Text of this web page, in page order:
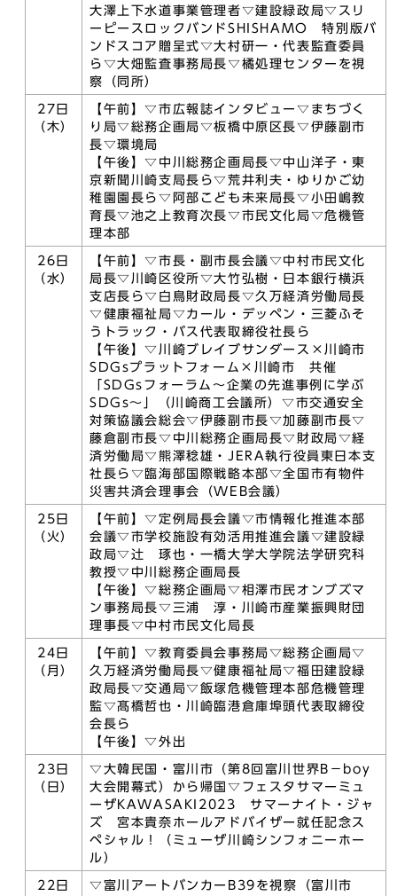
大澤上下水道事業管理者▽建設緑政局▽スリ
ーピースロックバンドSHISHAMO 特別版バ
ンドスコア贈呈式▽大村研一・代表監査委員
ら▽大畑監査事務局長▽橘処理センターを視
察（同所）
27日
（木）
【午前】▽市広報誌インタビュー▽まちづく
り局▽総務企画局▽板橋中原区長▽伊藤副市
長▽環境局
【午後】▽中川総務企画局長▽中山洋子・東
京新聞川崎支局長ら▽荒井利夫・ゆりかご幼
稚園園長ら▽阿部こども未来局長▽小田嶋教
育長▽池之上教育次長▽市民文化局▽危機管
理本部
26日
（水）
【午前】▽市長・副市長会議▽中村市民文化
局長▽川崎区役所▽大竹弘樹・日本銀行横浜
支店長ら▽白鳥財政局長▽久万経済労働局長
▽健康福祉局▽カール・デッペン・三菱ふそ
うトラック・バス代表取締役社長ら
【午後】▽川崎ブレイブサンダース×川崎市
SDGsプラットフォーム×川崎市 共催
「SDGsフォーラム～企業の先進事例に学ぶ
SDGs～」（川崎商工会議所）▽市交通安全
対策協議会総会▽伊藤副市長▽加藤副市長▽
藤倉副市長▽中川総務企画局長▽財政局▽経
済労働局▽熊澤稔雄・JERA執行役員東日本支
社長ら▽臨海部国際戦略本部▽全国市有物件
災害共済会理事会（WEB会議）
25日
（火）
【午前】▽定例局長会議▽市情報化推進本部
会議▽市学校施設有効活用推進会議▽建設緑
政局▽辻 琢也・一橋大学大学院法学研究科
教授▽中川総務企画局長
【午後】▽総務企画局▽相澤市民オンブズマ
ン事務局長▽三浦 淳・川崎市産業振興財団
理事長▽中村市民文化局長
24日
（月）
【午前】▽教育委員会事務局▽総務企画局▽
久万経済労働局長▽健康福祉局▽福田建設緑
政局長▽交通局▽飯塚危機管理本部危機管理
監▽髙橋哲也・川崎臨港倉庫埠頭代表取締役
会長ら
【午後】▽外出
23日
（日）
▽大韓民国・富川市（第8回富川世界B－boy
大会開幕式）から帰国▽フェスタサマーミュ
ーザKAWASAKI2023 サマーナイト・ジャ
ズ 宮本貴奈ホールアドバイザー就任記念ス
ペシャル！（ミューザ川崎シンフォニーホー
ル）
22日
▽富川アートバンカーB39を視察（富川市